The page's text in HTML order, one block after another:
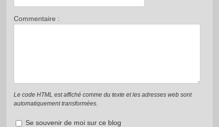
Commentaire :
Le code HTML est affiché comme du texte et les adresses web sont
automatiquement transformées.
Se souvenir de moi sur ce blog